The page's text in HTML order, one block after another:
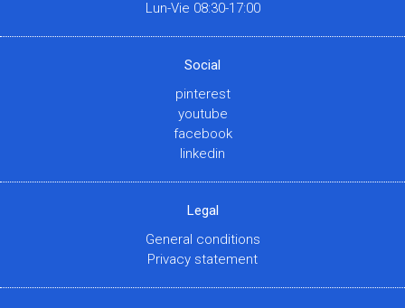
Lun-Vie 08:30-17:00
Social
pinterest
youtube
facebook
linkedin
Legal
General conditions
Privacy statement